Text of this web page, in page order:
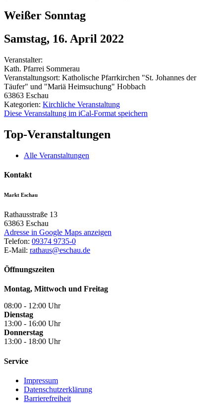
Weißer Sonntag
Samstag, 16. April 2022
Veranstalter:
Kath. Pfarrei Sommerau
Veranstaltungsort: Katholische Pfarrkirchen "St. Johannes der
Täufer" und "Mariä Heimsuchung" Hobbach
63863 Eschau
Kategorien: Kirchliche Veranstaltung
Diese Veranstaltung im iCal-Format speichern
Top-Veranstaltungen
Alle Veranstaltungen
Kontakt
Markt Eschau
Rathausstraße 13
63863 Eschau
Adresse in Google Maps anzeigen
Telefon: 09374 9735-0
E-Mail: rathaus@eschau.de
Öffnungszeiten
Montag, Mittwoch und Freitag
08:00 - 12:00 Uhr
Dienstag
13:00 - 16:00 Uhr
Donnerstag
13:00 - 18:00 Uhr
Service
Impressum
Datenschutzerklärung
Barrierefreiheit